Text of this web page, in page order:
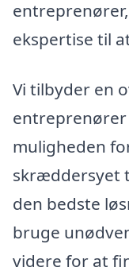
ekspertise til
Vi tilbyder en
entreprenører
muligheden
skræddersyet
den bedste
bruge
videre for at